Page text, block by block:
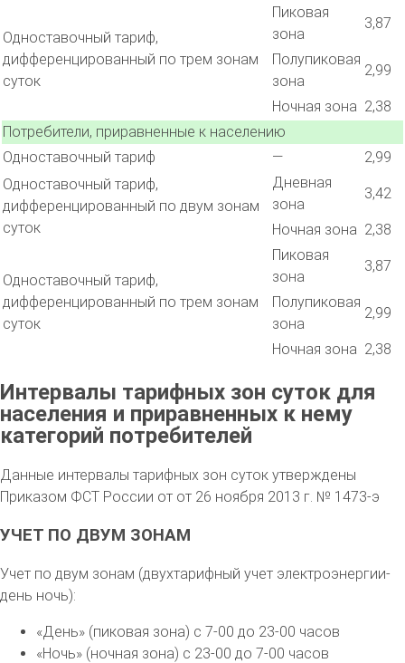
Одноставочный тариф,
дифференцированный по трем зонам
суток
Пиковая
зона
3,87
Полупиковая
зона
2,99
Ночная зона 2,38
Потребители, приравненные к населению
Одноставочный тариф
—
2,99
Одноставочный тариф,
дифференцированный по двум зонам
суток
Дневная
зона
3,42
Ночная зона 2,38
Одноставочный тариф,
дифференцированный по трем зонам
суток
Пиковая
зона
3,87
Полупиковая
зона
2,99
Ночная зона 2,38
Интервалы тарифных зон суток для
населения и приравненных к нему
категорий потребителей
Данные интервалы тарифных зон суток утверждены
Приказом ФСТ России от от 26 ноября 2013 г. № 1473-э
УЧЕТ ПО ДВУМ ЗОНАМ
Учет по двум зонам (двухтарифный учет электроэнергии-
день ночь):
«День» (пиковая зона) с 7-00 до 23-00 часов
«Ночь» (ночная зона) с 23-00 до 7-00 часов